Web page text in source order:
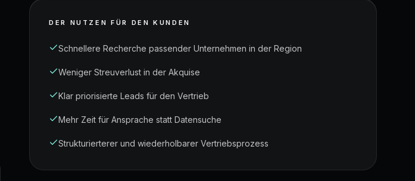
DER NUTZEN FÜR DEN KUNDEN
Schnellere Recherche passender Unternehmen in der Region
Weniger Streuverlust in der Akquise
Klar priorisierte Leads für den Vertrieb
Mehr Zeit für Ansprache statt Datensuche
Strukturierterer und wiederholbarer Vertriebsprozess